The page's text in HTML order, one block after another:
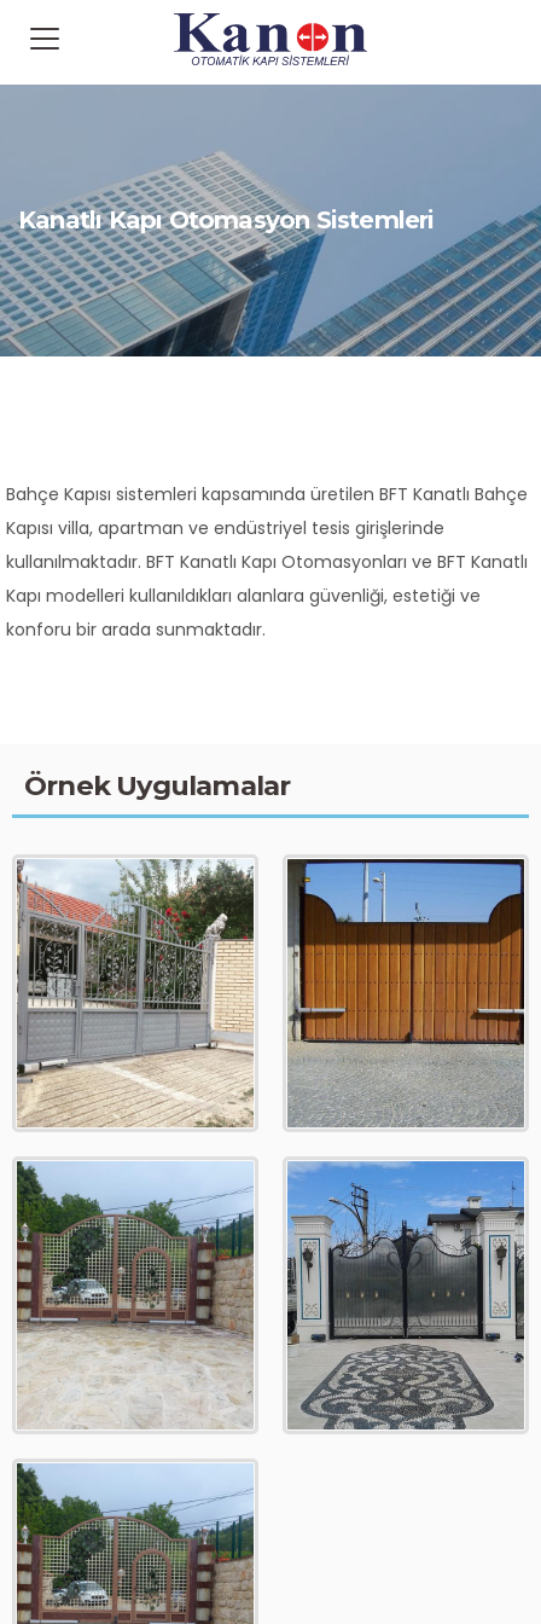
Kanatlı Kapı Otomasyon Sistemleri
Bahçe Kapısı sistemleri kapsamında üretilen BFT Kanatlı Bahçe
Kapısı villa, apartman ve endüstriyel tesis girişlerinde
kullanılmaktadır. BFT Kanatlı Kapı Otomasyonları ve BFT Kanatlı
Kapı modelleri kullanıldıkları alanlara güvenliği, estetiği ve
konforu bir arada sunmaktadır.
Örnek Uygulamalar